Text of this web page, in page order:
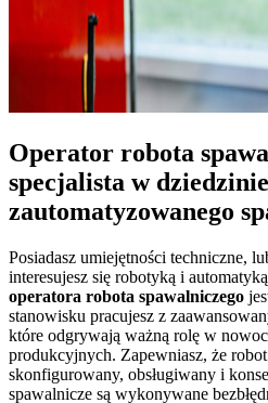
Operator robota
specjalista w dziedzinie
zautomatyzowanego
Posiadasz umiejętności techniczne,
interesujesz się robotyką i
operatora robota spawalniczego
stanowisku pracujesz z
które odgrywają ważną rolę w
produkcyjnych. Zapewniasz, że
skonfigurowany, obsługiwany i
spawalnicze są wykonywane